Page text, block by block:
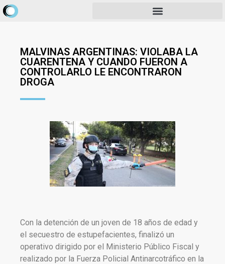
MALVINAS ARGENTINAS: VIOLABA LA
CUARENTENA Y CUANDO FUERON A
CONTROLARLO LE ENCONTRARON
DROGA
Con la detención de un joven de 18 años de edad y
el secuestro de estupefacientes, finalizó un
operativo dirigido por el Ministerio Público Fiscal y
realizado por la Fuerza Policial Antinarcotráfico en la